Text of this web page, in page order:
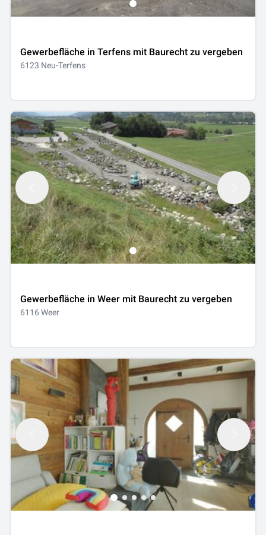
Gewerbefläche in Terfens mit Baurecht zu vergeben
6123 Neu-Terfens
Gewerbefläche in Weer mit Baurecht zu vergeben
6116 Weer